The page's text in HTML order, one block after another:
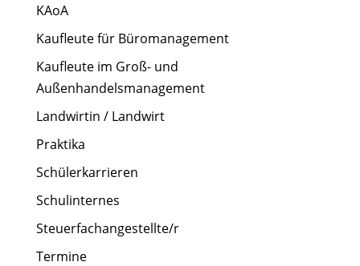
KAoA
Kaufleute für Büromanagement
Kaufleute im Groß- und
Außenhandelsmanagement
Landwirtin / Landwirt
Praktika
Schülerkarrieren
Schulinternes
Steuerfachangestellte/r
Termine